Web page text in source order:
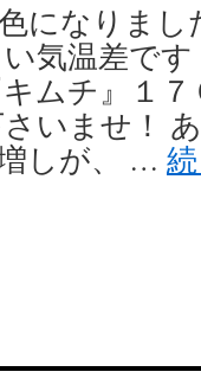
になりま
気温差で
ムチ』１
いませ！
しが、 …